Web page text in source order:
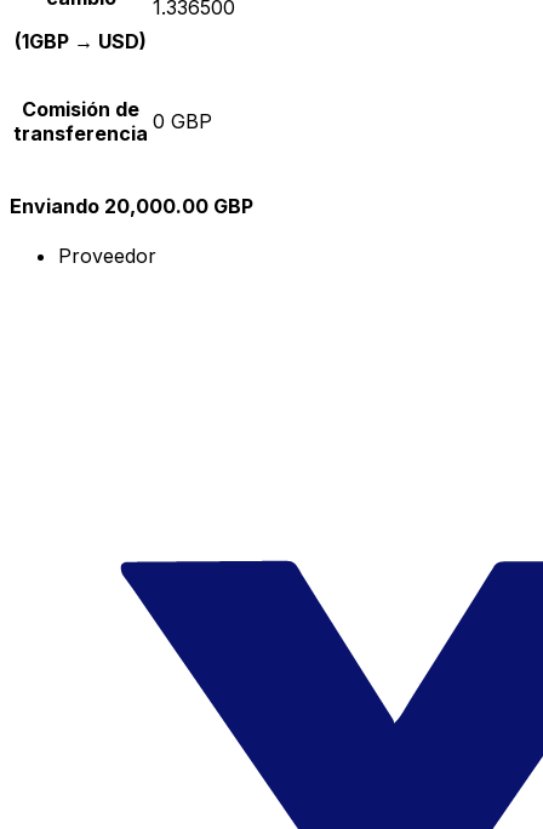
(1GBP → USD)
1.336500
Comisión de
transferencia 0 GBP
Enviando 20,000.00 GBP
Proveedor